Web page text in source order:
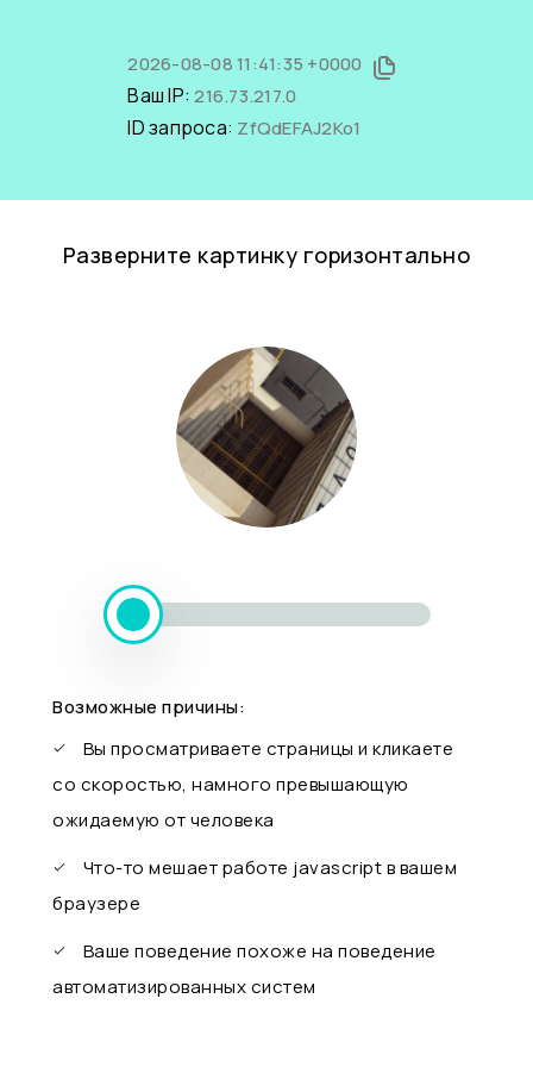
2026-08-08 11:41:35 +0000
Ваш IP:216.73.217.0
ID запроса: ZfQdEFAJ2Ko1
Разверните картинку горизонтально
Возможные причины:
Вы просматриваете страницы и кликаете
со скоростью, намного превышающую
ожидаемую от человека
Что-то мешает работе javascript в вашем
браузере
Ваше поведение похоже на поведение
автоматизированных систем